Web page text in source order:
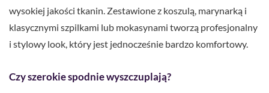
wysokiej jakości tkanin. Zestawione z koszulą, marynarką i
klasycznymi szpilkami lub mokasynami tworzą profesjonalny
i stylowy look, który jest jednocześnie bardzo komfortowy.
Czy szerokie spodnie wyszczuplają?